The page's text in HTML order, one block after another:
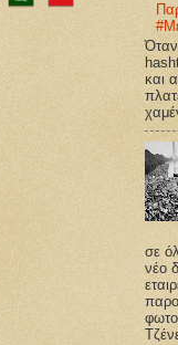
Όταν
και
σε
νέο